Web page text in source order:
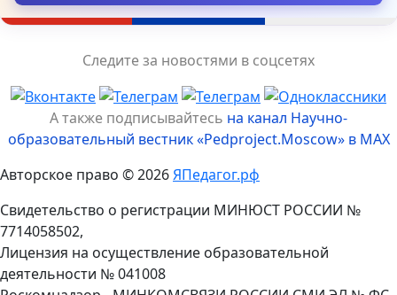
Следите за новостями в соцсетях
А также подписывайтесь на канал Научно-
образовательный вестник «Pedproject.Moscow» в MAX
Авторское право © 2026ЯПедагог.рф
Свидетельство о регистрации МИНЮСТ РОССИИ №
7714058502,
Лицензия на осуществление образовательной
деятельности № 041008